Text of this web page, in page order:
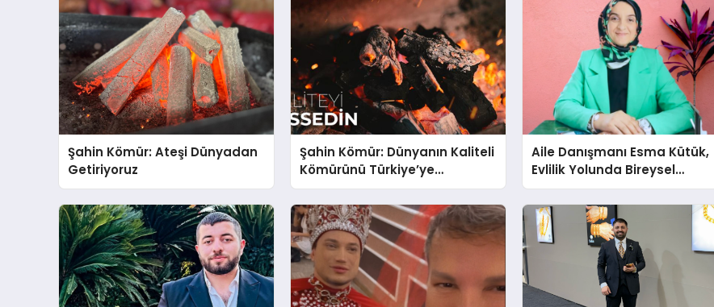
Şahin Kömür: Ateşi Dünyadan
Getiriyoruz
Şahin Kömür: Dünyanın Kaliteli
Kömürünü Türkiye’ye
Taşıyoruz
Aile Danışmanı Esma Kütük,
Evlilik Yolunda Bireysel
Farkındalığın ve Sınırların
Gücünü Anlatıyor